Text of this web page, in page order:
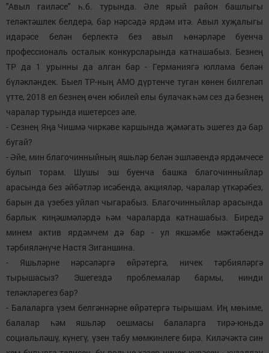
"Авыл гаиләсе" һ.б. турында. Әле ярый район башлыгы
теләктәшлек белдерә, бар нәрсәдә ярдәм итә. Авыл хуҗалыгы
идарәсе белән берлектә без авыл һөнәрләре буенча
профессиональ осталык конкурсларында катнашабыз. Безнең
ТР да 1 урынны да алган бар - Германиягә юллама белән
бүләкләндек. Быел ТР-ның АМО дүртенче туган көнен билгеләп
үтте, 2018 ел безнең өчен юбилей елы булачак һәм сез дә безнең
чаралар турында ишетерсез әле.
- Сезнең Яңа Чишмә чиркәве каршында җәмәгать эшегез дә бар
бугай?
- Әйе, мин благочинныйның яшьләр белән эшләвендә ярдәмчесе
булып торам. Шушы эш буенча башка благочинныйлар
арасында без әйбәтләр исәбендә, акцияләр, чаралар үткәрәбез,
барын да үзебез уйлап чыгарабыз. Благочинныйлар арасында
барлык киңәшмәләрдә һәм чараларда катнашабыз. Биредә
минем актив ярдәмчем дә бар - ул якшәмбе мәктәбендә
тәрбияләнүче Настя Зиганшина.
- Яшьләрне нәрсәләргә өйрәтергә, ничек тәрбияләргә
тырышасыз? Эшегездә проблемалар бармы, нинди
теләкләрегез бар?
- Балаларга үзем белгәннәрне өйрәтергә тырышам. Иң мөһиме,
балалар һәм яшьләр оешмасы балаларга тирә-юньдә
социальләшү, күнегү, үзен табу мөмкинлеге бирә. Киләчәктә син